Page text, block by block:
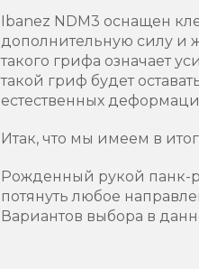
Ibanez NDM3 оснащен
дополнительную силу и
такого грифа означает
такой гриф будет
естественных
Итак, что мы имеем в
Рожденный рукой панк-
потянуть любое
Вариантов выбора в